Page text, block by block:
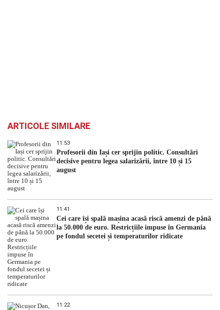
ARTICOLE SIMILARE
11:53
Profesorii din Iași cer sprijin politic. Consultări
decisive pentru legea salarizării, între 10 și 15
august
11:41
Cei care își spală mașina acasă riscă amenzi de până
la 50.000 de euro. Restricțiile impuse în Germania
pe fondul secetei și temperaturilor ridicate
11:22